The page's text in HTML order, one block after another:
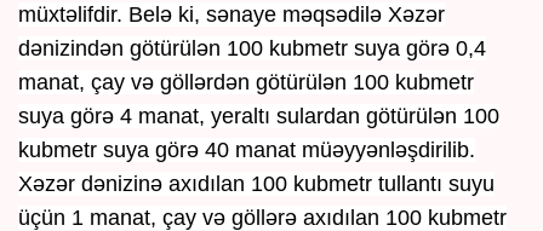
müxtəlifdir. Belə ki, sənaye məqsədilə Xəzər
dənizindən götürülən 100 kubmetr suya görə 0,4
manat, çay və göllərdən götürülən 100 kubmetr
suya görə 4 manat, yeraltı sulardan götürülən 100
kubmetr suya görə 40 manat müəyyənləşdirilib.
Xəzər dənizinə axıdılan 100 kubmetr tullantı suyu
üçün 1 manat, çay və göllərə axıdılan 100 kubmetr